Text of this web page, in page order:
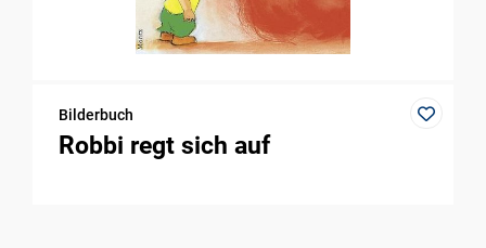
Bilderbuch
Robbi regt sich auf